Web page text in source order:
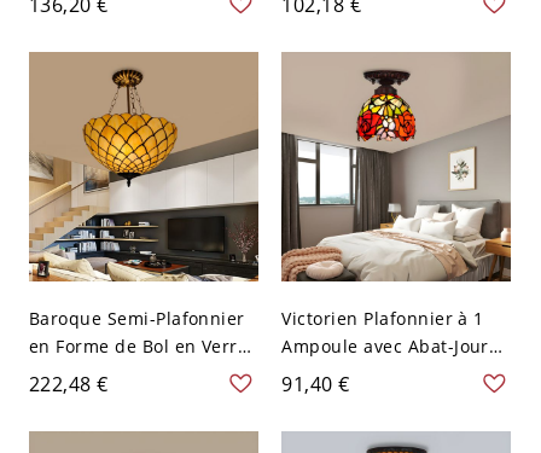
Laiton en Forme Dôme de
Style Victorien pour Salle
à Manger - Laiton 110 V-
Luminaire de Plafond de
Style Baroque pour
Corridor - Laiton 110 V-
Baroque Semi-Plafonnier
en Forme de Bol en Verre
Beige vers le Haut à 1 Tête
Lampe Semi-Encastrée
avec Motif de Squame -
222,48 €
Victorien Plafonnier à 1
Ampoule avec Abat-Jour
de Cloche en Verre
Rouge/Rose/Orange
Lampe Encastrée avec
91,40 €